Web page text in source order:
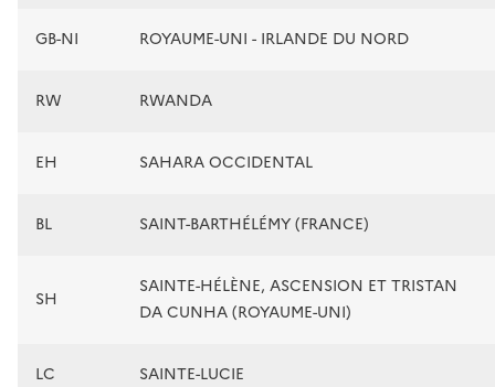
GB-NI ROYAUME-UNI - IRLANDE DU NORD
RW RWANDA
EH SAHARA OCCIDENTAL
BL SAINT-BARTHÉLÉMY (FRANCE)
SH
SAINTE-HÉLÈNE, ASCENSION ET TRISTAN
DA CUNHA (ROYAUME-UNI)
LC SAINTE-LUCIE